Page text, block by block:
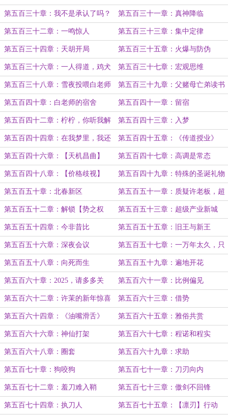
第五百三十章：我不是承认了吗？ 第五百三十一章：真神降临
第五百三十二章：一鸣惊人 第五百三十三章：集中定律
第五百三十四章：天胡开局 第五百三十五章：火爆与防伪
第五百三十六章：一人得道，鸡犬
升天
第五百三十七章：宏观思维
第五百三十八章：雪夜投喂白老师 第五百三十九章：父赌母亡弟读书
第五百四十章：白老师的宿舍 第五百四十一章：留宿
第五百四十二章：柠柠，你听我解
释
第五百四十三章：入梦
第五百四十四章：在我梦里，我还
能被你给欺负了？
第五百四十五章：《传道授业》
第五百四十六章：【天机昌曲】 第五百四十七章：高调是常态
第五百四十八章：【价格歧视】 第五百四十九章：特殊的圣诞礼物
第五百五十章：北春新区 第五百五十一章：质疑许老板，超
越许老板
第五百五十二章：解锁【势之权
杖】第二层！
第五百五十三章：超级产业新城
第五百五十四章：今非昔比 第五百五十五章：旧王与新王
第五百五十六章：深夜会议 第五百五十七章：一万年太久，只
争朝夕
第五百五十八章：向死而生 第五百五十九章：遍地开花
第五百六十章：2025，请多多关
照！
第五百六十一章：比例偏见
第五百六十二章：许茉的新年惊喜 第五百六十三章：借势
第五百六十四章：《油嘴滑舌》 第五百六十五章：雅俗共赏
第五百六十六章：神仙打架 第五百六十七章：程诺和程实
第五百六十八章：圈套 第五百六十九章：求助
第五百七十章：狗咬狗 第五百七十一章：刀刃向内
第五百七十二章：羞刀难入鞘 第五百七十三章：傲剑不回锋
第五百七十四章：执刀人 第五百七十五章：【凛刃】行动